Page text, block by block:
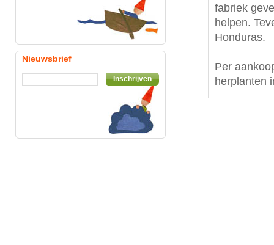
fabriek
helpen.
Honduras.
Per
herplanten
Nieuwsbrief
Inschrijven